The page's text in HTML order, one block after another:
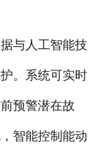
与人工智能技
。系统可实时
预警潜在故
智能控制能动